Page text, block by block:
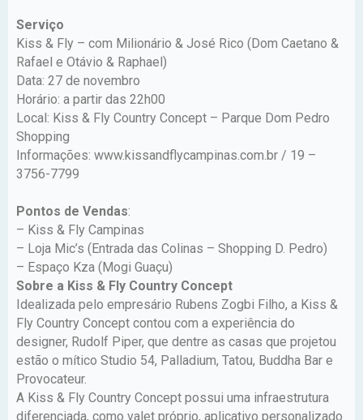
Serviço
Kiss & Fly – com Milionário & José Rico (Dom Caetano &
Rafael e Otávio & Raphael)
Data: 27 de novembro
Horário: a partir das 22h00
Local: Kiss & Fly Country Concept – Parque Dom Pedro
Shopping
Informações: www.kissandflycampinas.com.br / 19 –
3756-7799
Pontos de Vendas:
– Kiss & Fly Campinas
– Loja Mic’s (Entrada das Colinas – Shopping D. Pedro)
– Espaço Kza (Mogi Guaçu)
Sobre a Kiss & Fly Country Concept
Idealizada pelo empresário Rubens Zogbi Filho, a Kiss &
Fly Country Concept contou com a experiência do
designer, Rudolf Piper, que dentre as casas que projetou
estão o mítico Studio 54, Palladium, Tatou, Buddha Bar e
Provocateur.
A Kiss & Fly Country Concept possui uma infraestrutura
diferenciada, como valet próprio, aplicativo personalizado